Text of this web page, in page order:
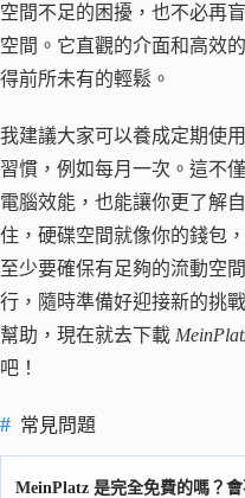
空間不足的困擾，也不必再
空間。它直觀的介面和高效
得前所未有的輕鬆。
我建議大家可以養成定期使用
習慣，例如每月一次。這不
電腦效能，也能讓你更了解
住，硬碟空間就像你的錢包
至少要確保有足夠的流動空
行，隨時準備好迎接新的挑
幫助，現在就去下載
吧！
常見問題
MeinPlatz 是完全免費的嗎？